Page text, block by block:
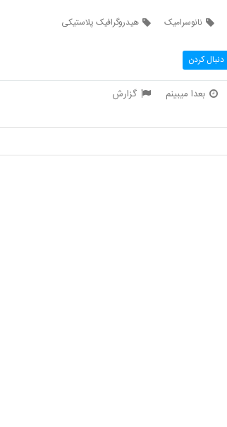
نانوسرامیک هیدروگرافیک پلاستیکی
دنبال کردن
بعدا میبینم گزارش